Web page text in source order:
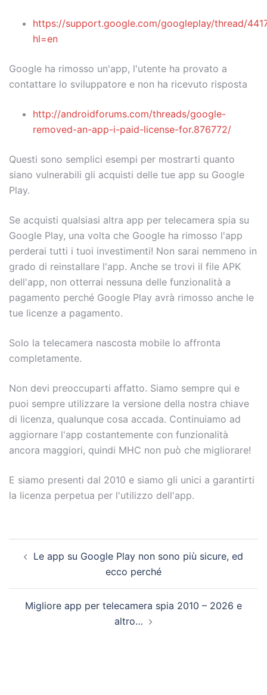
https://support.google.com/googleplay/thread/
hl=en
Google ha rimosso un'app, l'utente ha provato a
contattare lo sviluppatore e non ha ricevuto risposta
http://androidforums.com/threads/google-
removed-an-app-i-paid-license-for.876772/
Questi sono semplici esempi per mostrarti quanto
siano vulnerabili gli acquisti delle tue app su Google
Play.
Se acquisti qualsiasi altra app per telecamera spia su
Google Play, una volta che Google ha rimosso l'app
perderai tutti i tuoi investimenti! Non sarai nemmeno in
grado di reinstallare l'app. Anche se trovi il file APK
dell'app, non otterrai nessuna delle funzionalità a
pagamento perché Google Play avrà rimosso anche le
tue licenze a pagamento.
Solo la telecamera nascosta mobile lo affronta
completamente.
Non devi preoccuparti affatto. Siamo sempre qui e
puoi sempre utilizzare la versione della nostra chiave
di licenza, qualunque cosa accada. Continuiamo ad
aggiornare l'app costantemente con funzionalità
ancora maggiori, quindi MHC non può che migliorare!
E siamo presenti dal 2010 e siamo gli unici a garantirti
la licenza perpetua per l'utilizzo dell'app.
Le app su Google Play non sono più sicure, ed
ecco perché
Migliore app per telecamera spia 2010 – 2026 e
altro…